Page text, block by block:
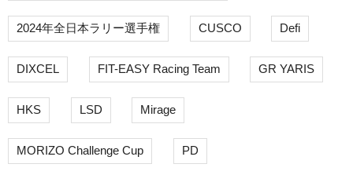
2024年全日本ラリー選手権 CUSCO Defi
DIXCEL FIT-EASY Racing Team GR YARIS
HKS LSD Mirage
MORIZO Challenge Cup PD